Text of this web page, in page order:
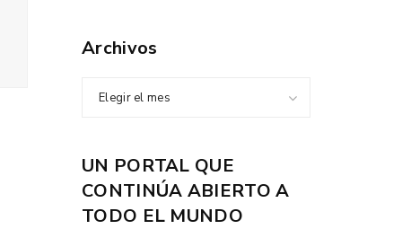
Archivos
Elegir el mes
UN PORTAL QUE
CONTINÚA ABIERTO A
TODO EL MUNDO